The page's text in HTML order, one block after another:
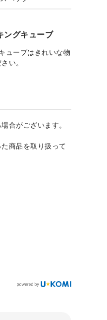
ングキューブ
ューブはきれいな物
い。
合がございます。
商品を取り扱って